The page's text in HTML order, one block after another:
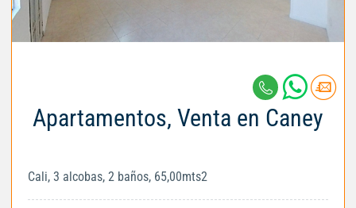
Apartamentos, Venta en Caney
Cali, 3 alcobas, 2 baños, 65,00mts2